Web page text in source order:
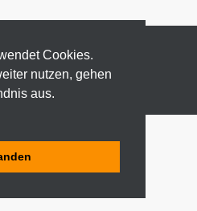
Cookies.
nutzen, gehen
aus.
RECHTE VORBEHALTEN